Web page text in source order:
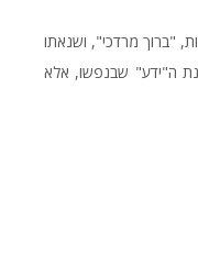
"ברוך מרדכי", ושנאתו
ה"ידע" שבנפשו, אלא